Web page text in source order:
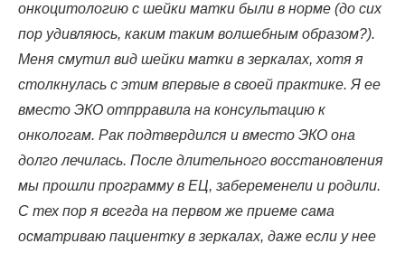
онкоцитологию с шейки матки были в норме (до сих
пор удивляюсь, каким таким волшебным образом?).
Меня смутил вид шейки матки в зеркалах, хотя я
столкнулась с этим впервые в своей практике. Я ее
вместо ЭКО отпрравила на консультацию к
онкологам. Рак подтвердился и вместо ЭКО она
долго лечилась. После длительного восстановления
мы прошли программу в ЕЦ, забеременели и родили.
С тех пор я всегда на первом же приеме сама
осматриваю пациентку в зеркалах, даже если у нее